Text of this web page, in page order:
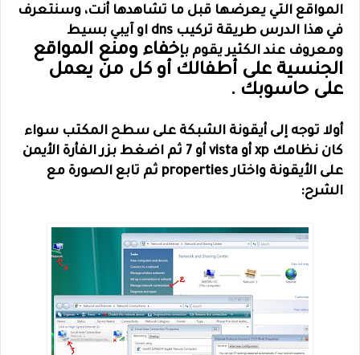
المواقع التي يعرضها قبل ما تشاهدها أنت، وسنتعرف
في هذا الدرس طريقة تركيب dns او آيبي بسيط
ومعروف عند الكثير يقوم بإخفاء ومنع المواقع
الجنسية على أطفالك أو كل من يعمل
على حاسوبك .
أولا توجه إلى أيقونة الشبكة على سطح المكتب سواء
كان نظامك xp أو vista أو 7 ثم اضغط بزر الفأرة الأيمن
على الأيقونة واختار properties ثم تابع الصورة مع
الشرح: